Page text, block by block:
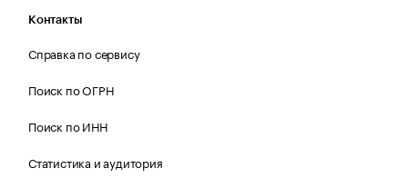
Контакты
Справка по сервису
Поиск по ОГРН
Поиск по ИНН
Статистика и аудитория